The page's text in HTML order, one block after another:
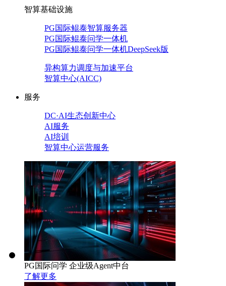
智算基础设施
PG国际鲲泰智算服务器
PG国际鲲泰问学一体机
PG国际鲲泰问学一体机DeepSeek版
异构算力调度与加速平台
智算中心(AICC)
服务
DC·AI生态创新中心
AI服务
AI培训
智算中心运营服务
PG国际问学 企业级Agent中台
了解更多